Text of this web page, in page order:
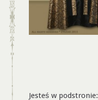
Jesteś w podstronie: